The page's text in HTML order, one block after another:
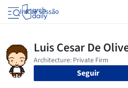
Iniciar sessão
Seguir